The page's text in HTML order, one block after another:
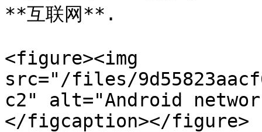
**互联网**.
<figure><img
src="/files/
c2" alt="Android
</figcaption></figure>